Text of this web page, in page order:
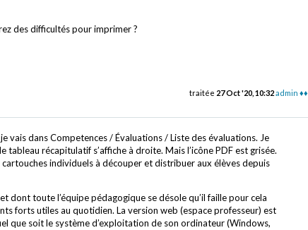
des difficultés pour imprimer ?
traitée 27 Oct '20, 10:32admin ♦♦
vais dans Competences / Évaluations / Liste des évaluations. Je
tableau récapitulatif s’affiche à droite. Mais l’icône PDF est grisée.
individuels à découper et distribuer aux élèves depuis
dont toute l’équipe pédagogique se désole qu’il faille pour cela
forts utiles au quotidien. La version web (espace professeur) est
que soit le système d’exploitation de son ordinateur (Windows,